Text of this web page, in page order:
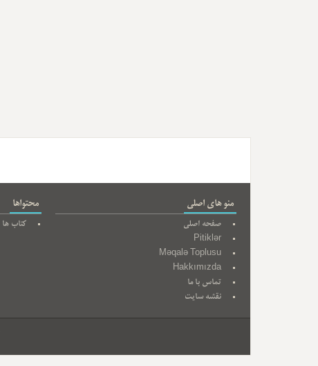
محتواها
کتاب ها
منو های اصلی
صفحه اصلی
Pitiklər
Məqalə Toplusu
Hakkımızda
تماس با ما
نقشه سایت